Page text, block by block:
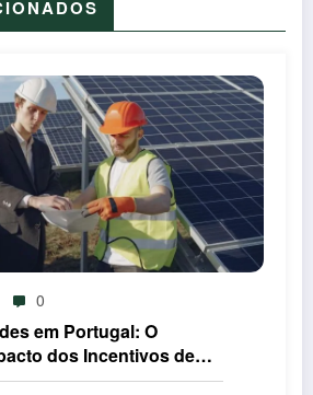
0
em Portugal: O
dos Incentivos de